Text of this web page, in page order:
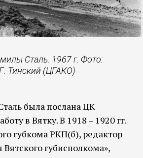
Сталь. 1967 г. Фото:
Тинский (ЦГАКО)
была послана ЦК
в Вятку. В 1918 – 1920 гг.
губкома РКП(б), редактор
Вятского губисполкома»,